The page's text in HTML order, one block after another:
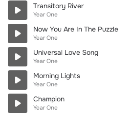
Transitory River
Year One
Now You Are In The Puzzle
Year One
Universal Love Song
Year One
Morning Lights
Year One
Champion
Year One